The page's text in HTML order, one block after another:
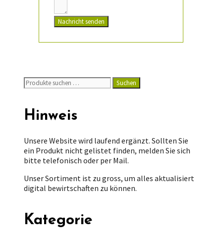
Nachricht senden
Suchen
nach:
Suchen
Hinweis
Unsere Website wird laufend ergänzt. Sollten Sie
ein Produkt nicht gelistet finden, melden Sie sich
bitte telefonisch oder per Mail.
Unser Sortiment ist zu gross, um alles aktualisiert
digital bewirtschaften zu können.
Kategorie